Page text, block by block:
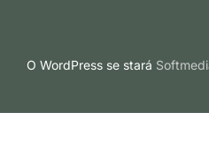
O WordPress se stará